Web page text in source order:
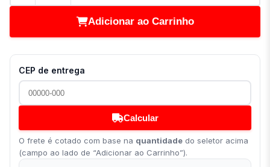
Adicionar ao Carrinho
CEP de entrega
Calcular
O frete é cotado com base na quantidade do seletor acima
(campo ao lado de “Adicionar ao Carrinho”).